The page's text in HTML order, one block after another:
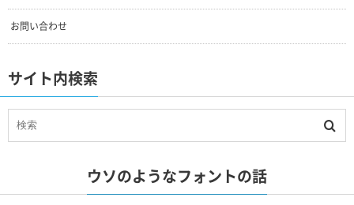
お問い合わせ
サイト内検索
ウソのようなフォントの話